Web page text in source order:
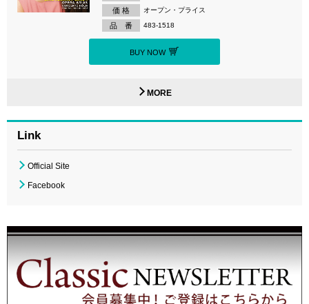
価 格 オープン・プライス
品 番 483-1518
BUY NOW
MORE
Link
Official Site
Facebook